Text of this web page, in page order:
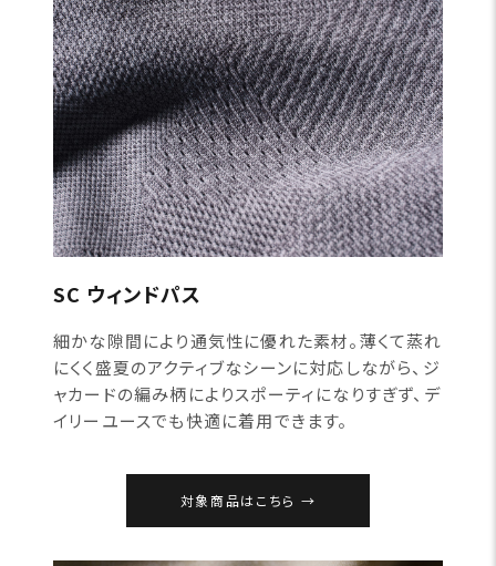
SC ウィンドパス
細かな隙間により通気性に優れた素材。薄くて蒸れ
にくく盛夏のアクティブなシーンに対応しながら、ジ
ャカードの編み柄によりスポーティになりすぎず、デ
イリーユースでも快適に着用できます。
対象商品はこちら